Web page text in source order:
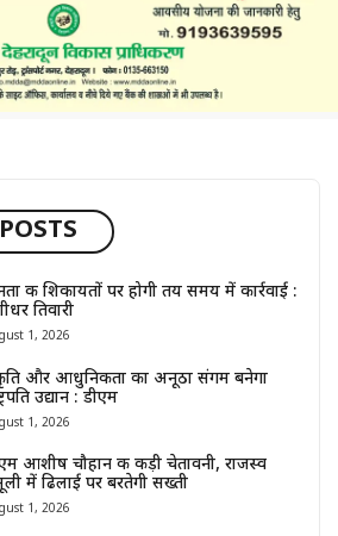
की शिकायतों पर होगी तय समय में कार्रवाई :
तिवारी
1, 2026
और आधुनिकता का अनूठा संगम बनेगा
उद्यान : डीएम
1, 2026
आशीष चौहान की कड़ी चेतावनी, राजस्व
में ढिलाई पर बरतेगी सख्ती
1, 2026